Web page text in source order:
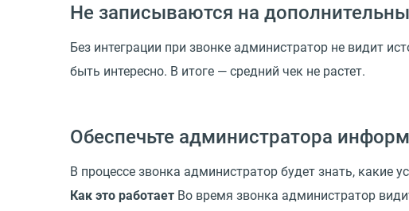
Не записываются на
Без интеграции при звонке администратор не видит
быть интересно. В итоге — средний чек не растет.
Обеспечьте администратора
В процессе звонка администратор будет знать, какие
Как это работает Во время звонка администратор